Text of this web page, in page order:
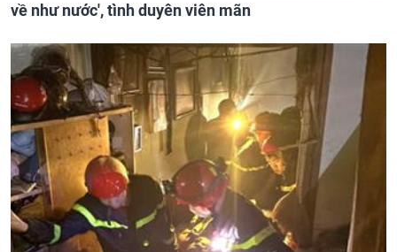
về như nước', tình duyên viên mãn